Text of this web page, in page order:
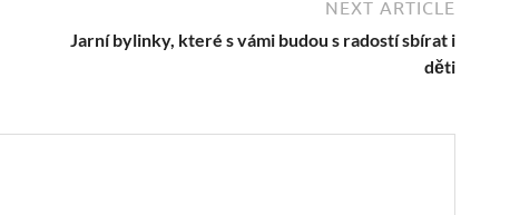
NEXT ARTICLE
Jarní bylinky, které s vámi budou s radostí sbírat i
děti